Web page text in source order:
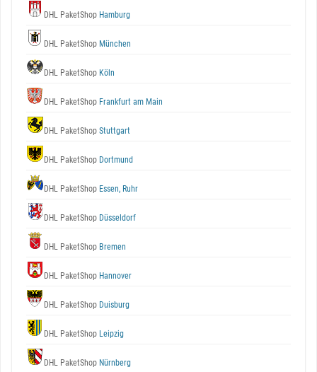
DHL PaketShop Hamburg
DHL PaketShop München
DHL PaketShop Köln
DHL PaketShop Frankfurt am Main
DHL PaketShop Stuttgart
DHL PaketShop Dortmund
DHL PaketShop Essen, Ruhr
DHL PaketShop Düsseldorf
DHL PaketShop Bremen
DHL PaketShop Hannover
DHL PaketShop Duisburg
DHL PaketShop Leipzig
DHL PaketShop Nürnberg